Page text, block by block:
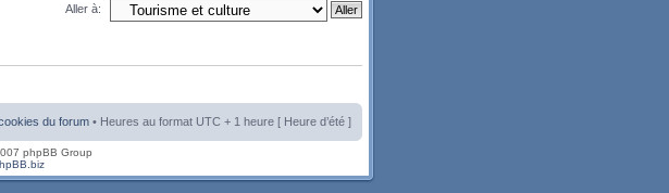
Aller à:
du forum • Heures au format UTC + 1 heure [ Heure d’été ]
phpBB Group